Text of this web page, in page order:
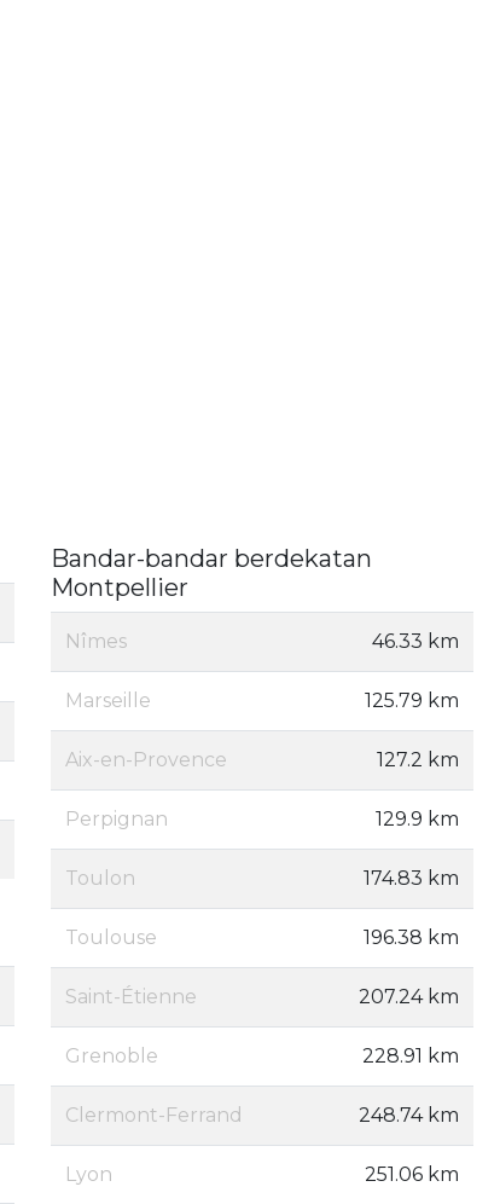
Bandar-bandar berdekatan
Montpellier
Nîmes 46.33 km
Marseille 125.79 km
Aix-en-Provence 127.2 km
Perpignan 129.9 km
Toulon 174.83 km
Toulouse 196.38 km
Saint-Étienne 207.24 km
Grenoble 228.91 km
Clermont-Ferrand 248.74 km
Lyon 251.06 km